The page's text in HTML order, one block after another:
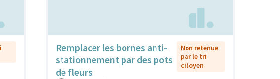
Remplacer les bornes anti-
stationnement par des pots
de fleurs
Non retenue
par le tri
citoyen